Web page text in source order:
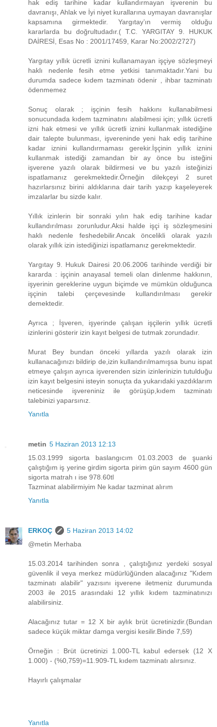
hak ediş tarihine kadar kullandırmayan işverenin bu
davranışı, Ahlak ve İyi niyet kurallarına uymayan davranışlar
kapsamına girmektedir. Yargıtay’ın vermiş olduğu
kararlarda bu doğrultudadır.( T.C. YARGITAY 9. HUKUK
DAİRESİ, Esas No : 2001/17459, Karar No:2002/2727)
Yargıtay yıllık ücretli iznini kullanamayan işçiye sözleşmeyi
haklı nedenle fesih etme yetkisi tanımaktadır.Yani bu
durumda sadece kıdem tazminatı ödenir , ihbar tazminatı
ödenmemez
Sonuç olarak ; işçinin fesih hakkını kullanabilmesi
sonucundada kıdem tazminatını alabilmesi için; yıllık ücretli
izni hak etmesi ve yıllık ücretli iznini kullanmak istediğine
dair talepte bulunması, işvereninde yeni hak ediş tarihine
kadar iznini kullandırmaması gerekir.İşçinin yıllık iznini
kullanmak istediği zamandan bir ay önce bu isteğini
işverene yazılı olarak bildirmesi ve bu yazılı isteğinizi
ispatlamanız gerekmektedir.Örneğin dilekçeyi 2 suret
hazırlarsınız birini aldıklarına dair tarih yazıp kaşeleyerek
imzalarlar bu sizde kalır.
Yıllık izinlerin bir sonraki yılın hak ediş tarihine kadar
kullandırılması zorunludur.Aksi halde işçi iş sözleşmesini
haklı nedenle feshedebilir.Ancak öncelikli olarak yazılı
olarak yıllık izin istediğinizi ispatlamanız gerekmektedir.
Yargıtay 9. Hukuk Dairesi 20.06.2006 tarihinde verdiği bir
kararda : işçinin anayasal temeli olan dinlenme hakkının,
işyerinin gereklerine uygun biçimde ve mümkün olduğunca
işçinin talebi çerçevesinde kullandırılması gerekir
demektedir.
Ayrıca ; İşveren, işyerinde çalışan işçilerin yıllık ücretli
izinlerini gösterir izin kayıt belgesi de tutmak zorundadır.
Murat Bey bundan önceki yıllarda yazılı olarak izin
kullanacağınızı bildirip de,izin kullandırılmamışsa bunu ispat
etmeye çalışın ayrıca işverenden sizin izinlerinizin tutulduğu
izin kayıt belgesini isteyin sonuçta da yukarıdaki yazdıklarım
neticesinde işvereniniz ile görüşüp,kıdem tazminatı
talebinizi yaparsınız.
Yanıtla
metin 5 Haziran 2013 12:13
15.03.1999 sigorta baslangıcım 01.03.2003 de şuanki
çalıştığım iş yerine girdim sigorta pirim gün sayım 4600 gün
sigorta matrah ı ise 978.60tl
Tazminat alabilirmiyim Ne kadar tazminat alırım
Yanıtla
ERKOÇ
5 Haziran 2013 14:02
@metin Merhaba
15.03.2014 tarihinden sonra , çalıştığınız yerdeki sosyal
güvenlik il veya merkez müdürlüğünden alacağınız "Kıdem
tazminatı alabilir" yazısını işverene iletmeniz durumunda
2003 ile 2015 arasındaki 12 yıllık kıdem tazminatınızı
alabilirsiniz.
Alacağınız tutar = 12 X bir aylık brüt ücretinizdir.(Bundan
sadece küçük miktar damga vergisi kesilir.Binde 7,59)
Örneğin : Brüt ücretinizi 1.000-TL kabul edersek (12 X
1.000) - (%0,759)=11.909-TL kıdem tazminatı alırsınız.
Hayırlı çalışmalar
Yanıtla